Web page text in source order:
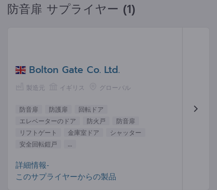
防音扉 サプライヤー (1)
Bolton Gate Co. Ltd.
製造元 イギリス グローバル
防音扉 防護扉
回転ドア
エレベーターのドア
防火戸
防音扉
リフトゲート
金庫室ドア
シャッター
安全回転鎧戸
...
詳細情報-
このサプライヤーからの製品